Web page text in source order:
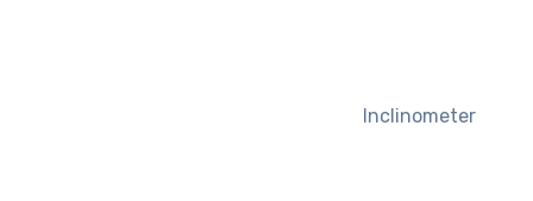
Inclinometer